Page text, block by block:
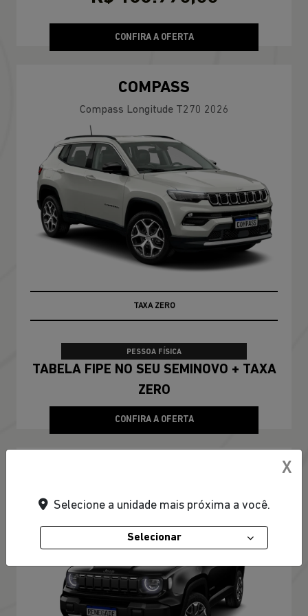
X
Selecione a unidade mais próxima a você.
Selecionar